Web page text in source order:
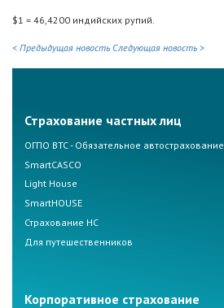
$1 = 46,4200 индийских рупий.
< Предыдущая новость Следующая новость >
Страхование частных лиц
ОГПО ВТС - Обязательное автострахование
SmartCASCO
Light House
SmartHOUSE
Страхование НС
Для путешественников
Корпоративное страхование